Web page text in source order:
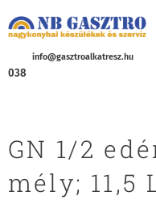
info@gasztroalkatresz.hu
038
GN 1/2
mély; 11,5